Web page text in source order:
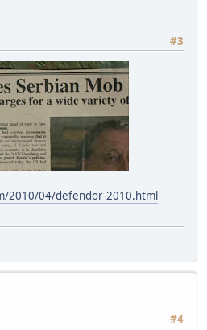
#3
2010/04/defendor-2010.html
#4